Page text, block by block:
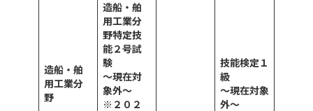
造船・舶
用工業分
野
造船・舶
用工業分
野特定技
能２号試
験
～現在対
象外～
※２０２
技能検定１
級
～現在対象
外～